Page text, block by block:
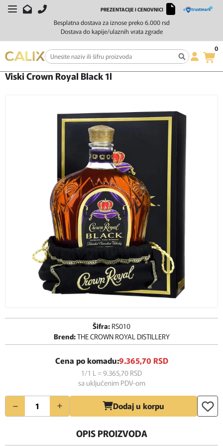
Besplatna dostava za iznose preko 6.000 rsd
Dostava do kapije/ulaznih vrata zgrade
PREZENTACIJE I CENOVNICI
0
Početna Žestoka pića Viski Viski Crown Royal Black 1l
Viski Crown Royal Black 1l
Šifra: RS010
Brend:THE CROWN ROYAL DISTILLERY
Cena po komadu:9.365,70 RSD
1/1 L = 9.365,70 RSD
sa uključenim PDV-om
Količina Dodaj u korpu
OPIS PROIZVODA